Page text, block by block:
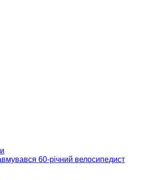
60-річний велосипедист